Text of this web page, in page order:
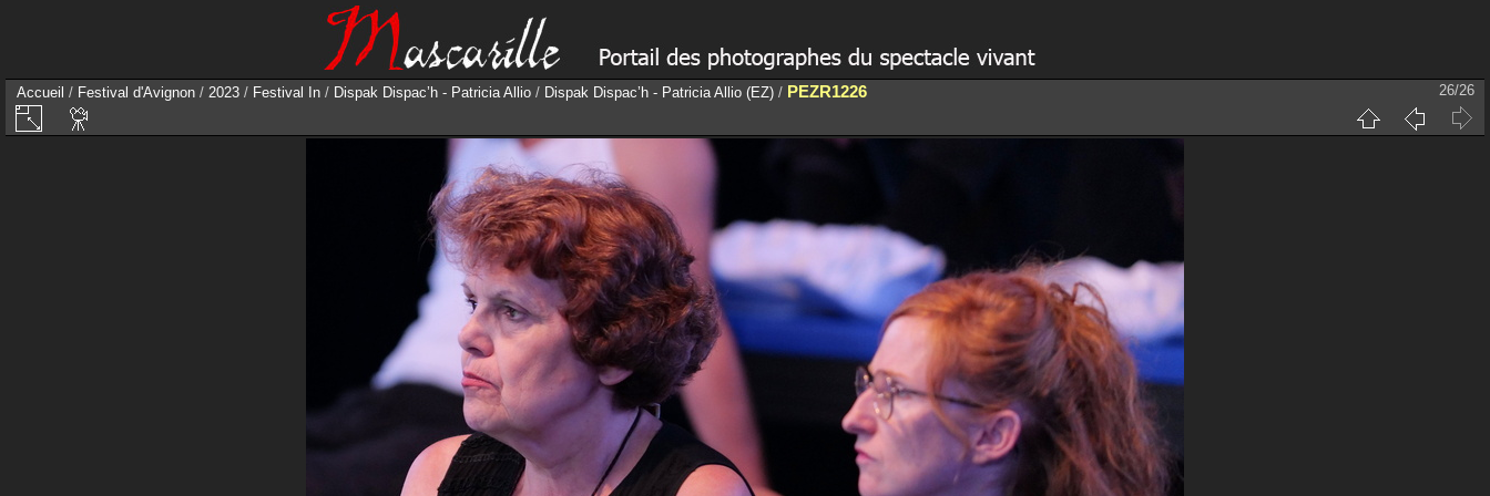
Accueil / Festival d'Avignon / 2023 / Festival In / Dispak Dispac’h - Patricia Allio / Dispak Dispac’h - Patricia Allio (EZ) / PEZR1226 26/26